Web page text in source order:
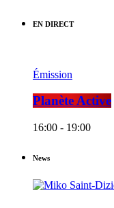
EN DIRECT
Émission
Planète Active
16:00 - 19:00
News